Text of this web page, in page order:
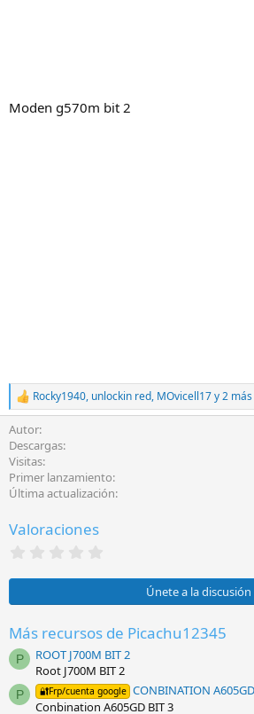
Moden g570m bit 2
R
e
a
c
c
i
o
n
s
Rocky1940, unlockin red, MOvicell17y 2 más
Autor
Descargas
Visitas
Primer lanzamiento
Última actualización
Valoraciones
0
e
t
r
e
l
l
a
(
Únete a la discusión
Más recursos de Picachu12345
P
ROOT J700M BIT 2
Root J700M BIT 2
P 🔐Frp/cuenta google CONBINATION
Conbination A605GD BIT 3